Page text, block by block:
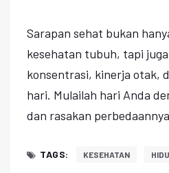
Sarapan sehat bukan
kesehatan tubuh, tapi
konsentrasi, kinerja otak,
hari. Mulailah hari Anda
dan rasakan
TAGS: KESEHATAN